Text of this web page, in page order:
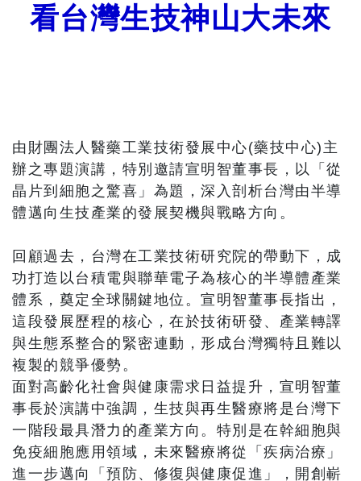
看台灣生技神山大未來
由財團法人醫藥工業技術發展中心(藥技中心)主
辦之專題演講，特別邀請宣明智董事長，以「從
晶片到細胞之驚喜」為題，深入剖析台灣由半導
體邁向生技產業的發展契機與戰略方向。
回顧過去，台灣在工業技術研究院的帶動下，成
功打造以台積電與聯華電子為核心的半導體產業
體系，奠定全球關鍵地位。宣明智董事長指出，
這段發展歷程的核心，在於技術研發、產業轉譯
與生態系整合的緊密連動，形成台灣獨特且難以
複製的競爭優勢。
面對高齡化社會與健康需求日益提升，宣明智董
事長於演講中強調，生技與再生醫療將是台灣下
一階段最具潛力的產業方向。特別是在幹細胞與
免疫細胞應用領域，未來醫療將從「疾病治療」
進一步邁向「預防、修復與健康促進」，開創嶄